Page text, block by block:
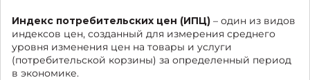
Индекс потребительских цен (ИПЦ) – один из видов
индексов цен, созданный для измерения среднего
уровня изменения цен на товары и услуги
(потребительской корзины) за определенный период
в экономике.